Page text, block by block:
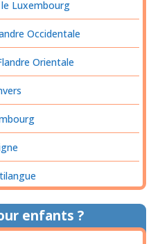
le Luxembourg
Occidentale
Orientale
enfants ?